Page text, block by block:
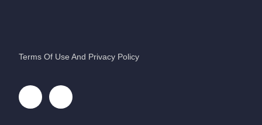
Terms Of Use And Privacy Policy